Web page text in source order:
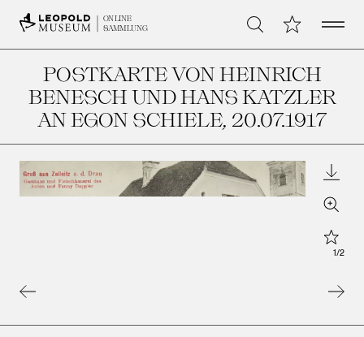
ONLINE
SAMMLUNG
Suche Meine Open
POSTKARTE VON HEINRICH
BENESCH UND HANS KATZLER
AN EGON SCHIELE, 20.07.1917
Zoom
Star
1/2